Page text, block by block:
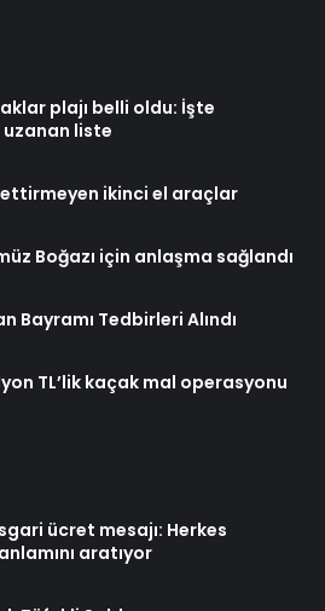
plajı belli oldu: İşte
uzanan liste
ikinci el araçlar
Boğazı için anlaşma sağlandı
Bayramı Tedbirleri Alındı
TL’lik kaçak mal operasyonu
ücret mesajı: Herkes
aratıyor